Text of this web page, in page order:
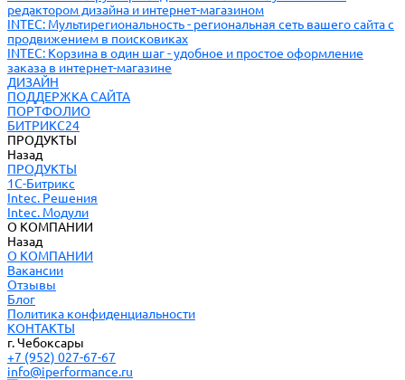
редактором дизайна и интернет-магазином
INTEC: Мультирегиональность - региональная сеть вашего сайта с
продвижением в поисковиках
INTEC: Корзина в один шаг - удобное и простое оформление
заказа в интернет-магазине
ДИЗАЙН
ПОДДЕРЖКА САЙТА
ПОРТФОЛИО
БИТРИКС24
ПРОДУКТЫ
Назад
ПРОДУКТЫ
1С-Битрикс
Intec. Решения
Intec. Модули
О КОМПАНИИ
Назад
О КОМПАНИИ
Вакансии
Отзывы
Блог
Политика конфиденциальности
КОНТАКТЫ
г. Чебоксары
+7 (952) 027-67-67
info@iperformance.ru